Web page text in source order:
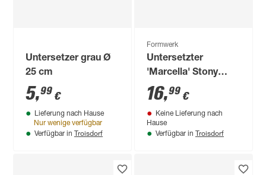
Untersetzer grau Ø
25 cm
5,99 €
Lieferung nach Hause
Nur wenige verfügbar
Verfügbar in Troisdorf
Formwerk
Untersetzter
'Marcella' Stony
Grey Ø 45 x 4,1 cm
16,99 €
Keine Lieferung nach
Hause
Verfügbar in Troisdorf